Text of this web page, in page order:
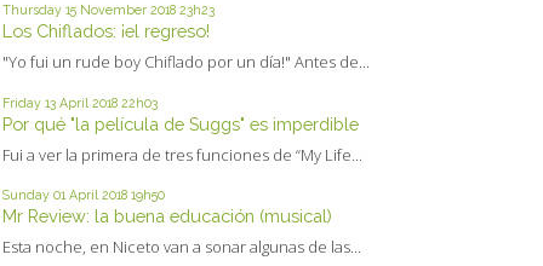
Thursday 15 November 2018 23h23
Los Chiflados: ¡el regreso!
"Yo fui un rude boy Chiflado por un día!" Antes de...
Friday 13 April 2018 22h03
Por qué "la película de Suggs" es imperdible
Fui a ver la primera de tres funciones de “My Life...
Sunday 01 April 2018 19h50
Mr Review: la buena educación (musical)
Esta noche, en Niceto van a sonar algunas de las...